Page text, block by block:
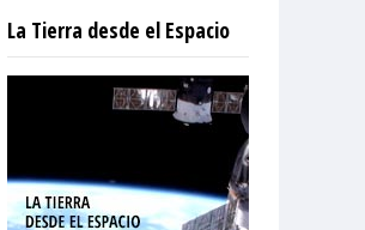
La Tierra desde el Espacio